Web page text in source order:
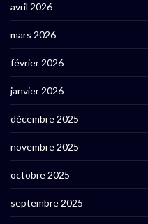
avril 2026
mars 2026
février 2026
janvier 2026
décembre 2025
novembre 2025
octobre 2025
septembre 2025